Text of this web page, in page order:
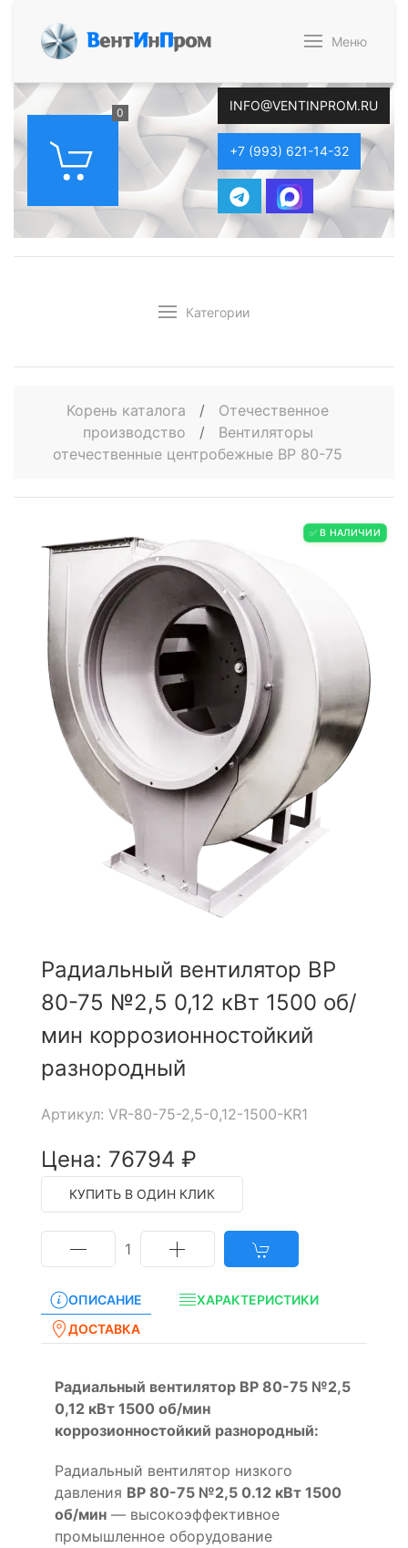
ВентИнПром Меню
0 INFO@VENTINPROM.RU
+7 (993) 621-14-32
Категории
Корень каталога /
Отечественное
производство
/
Вентиляторы
отечественные центробежные ВР 80-75
✅ В НАЛИЧИИ
Радиальный вентилятор ВР
80-75 №2,5 0,12 кВт 1500 об/
мин коррозионностойкий
разнородный
Артикул: VR-80-75-2,5-0,12-1500-KR1
Цена: 76794 ₽
КУПИТЬ В ОДИН КЛИК
1
ОПИСАНИЕ
ХАРАКТЕРИСТИКИ
ДОСТАВКА
Радиальный вентилятор ВР 80-75 №2,5
0,12 кВт 1500 об/мин
коррозионностойкий разнородный:
Радиальный вентилятор низкого
давления ВР 80-75 №2,5 0.12 кВт 1500
об/мин — высокоэффективное
промышленное оборудование